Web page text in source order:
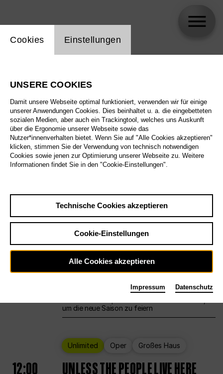
Alle Sparten
Alle Spielstätten
Alle Merkmale
Sa29.8.
Großes Haus
12:00 Eröffnungswochenende
um die neue Saison zu feiern
Unlimited Oper Großes Haus
Einstellung Website Cookie
Cookies Einstellungen
UNSERE COOKIES
Damit unsere Webseite optimal funktioniert, verwenden wir für einige
unserer Anwendungen Cookies. Dies beinhaltet u. a. die eingebetteten
sozialen Medien, aber auch ein Trackingtool, welches uns Auskunft
über die Ergonomie unserer Webseite sowie das
Nutzer*innenverhalten bietet. Wenn Sie auf "Alle Cookies akzeptieren"
klicken, stimmen Sie der Verwendung von technisch notwendigen
Cookies sowie jenen zur Optimierung unserer Webseite zu. Weitere
Informationen findet Sie in den "Cookie-Einstellungen".
Technische Cookies akzeptieren
Cookie-Einstellungen
Alle Cookies akzeptieren
Impressum Datenschutz